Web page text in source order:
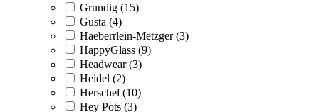
Grundig (15)
Gusta (4)
Haeberrlein-Metzger (3)
HappyGlass (9)
Headwear (3)
Heidel (2)
Herschel (10)
Hey Pots (3)